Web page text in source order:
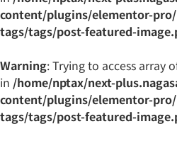
content/plugins/elementor-
tags/tags/post-featured-
Warning: Trying to access array
in /home/nptax/next-
content/plugins/elementor-
tags/tags/post-featured-